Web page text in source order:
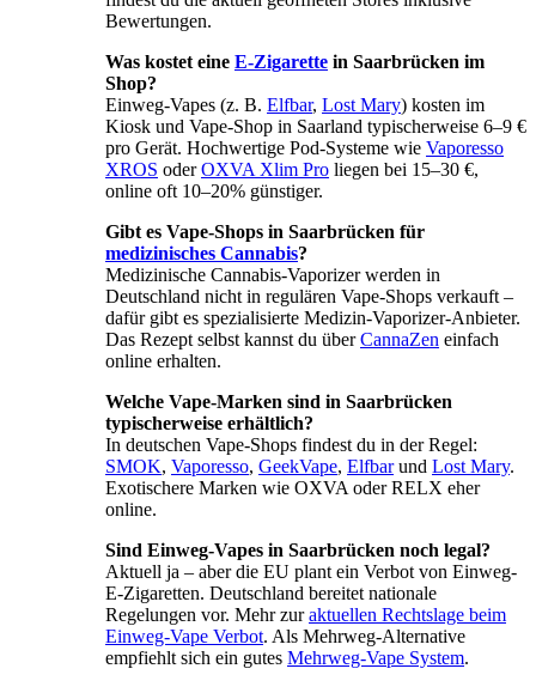
Bewertungen.
Was kostet eine E-Zigarette in Saarbrücken im
Shop?
Einweg-Vapes (z. B. Elfbar, Lost Mary) kosten im
Kiosk und Vape-Shop in Saarland typischerweise 6–9 €
pro Gerät. Hochwertige Pod-Systeme wie Vaporesso
XROS oderOXVA Xlim Pro liegen bei 15–30 €,
online oft 10–20% günstiger.
Gibt es Vape-Shops in Saarbrücken für
medizinisches Cannabis?
Medizinische Cannabis-Vaporizer werden in
Deutschland nicht in regulären Vape-Shops verkauft –
dafür gibt es spezialisierte Medizin-Vaporizer-Anbieter.
Das Rezept selbst kannst du überCannaZen einfach
online erhalten.
Welche Vape-Marken sind in Saarbrücken
typischerweise erhältlich?
In deutschen Vape-Shops findest du in der Regel:
SMOK, Vaporesso, GeekVape, Elfbarund Lost Mary.
Exotischere Marken wie OXVA oder RELX eher
online.
Sind Einweg-Vapes in Saarbrücken noch legal?
Aktuell ja – aber die EU plant ein Verbot von Einweg-
E-Zigaretten. Deutschland bereitet nationale
Regelungen vor. Mehr zuraktuellen Rechtslage beim
Einweg-Vape Verbot. Als Mehrweg-Alternative
empfiehlt sich ein gutes Mehrweg-Vape System.